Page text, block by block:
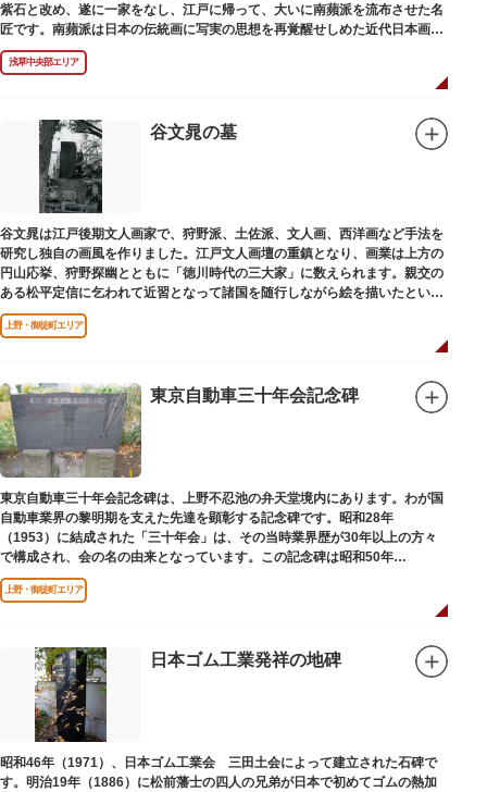
紫石と改め、遂に一家をなし、江戸に帰って、大いに南蘋派を流布させた名
匠です。南蘋派は日本の伝統画に写実の思想を再覚醒せしめた近代日本画壇
の源流です。お墓は徳本寺（とくほんじ）境内にあります。
浅草中央部エリア
谷文晁の墓
谷文晁は江戸後期文人画家で、狩野派、土佐派、文人画、西洋画など手法を
研究し独自の画風を作りました。江戸文人画壇の重鎮となり、画業は上方の
円山応挙、狩野探幽とともに「徳川時代の三大家」に数えられます。親交の
ある松平定信に乞われて近習となって諸国を随行しながら絵を描いたといわ
れています。お墓は源空寺（げんくうじ）にあります。
上野・御徒町エリア
東京自動車三十年会記念碑
東京自動車三十年会記念碑は、上野不忍池の弁天堂境内にあります。わが国
自動車業界の黎明期を支えた先達を顕彰する記念碑です。昭和28年
（1953）に結成された「三十年会」は、その当時業界歴が30年以上の方々
で構成され、会の名の由来となっています。この記念碑は昭和50年
（1975）に同会が建立しました。
上野・御徒町エリア
日本ゴム工業発祥の地碑
昭和46年（1971）、日本ゴム工業会 三田土会によって建立された石碑で
す。明治19年（1886）に松前藩士の四人の兄弟が日本で初めてゴムの熱加